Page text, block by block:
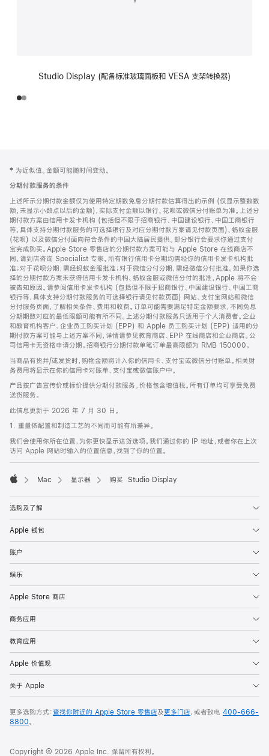
Studio Display (配备标准玻璃面板和 VESA 支架转换器)
页
页
脚
注
‡ 为近似值。金额可能随时间变动。
分期付款服务的条件
上述所示分期付款金额仅为使用特定期数免息分期付款估算得出的示例 (仅显示整数数
额，未显示小数点以后的金额)，实际支付金额以银行、花呗或微信分付账单为准。上述分
期付款方案由信用卡发卡机构 (包括但不限于招商银行、中国建设银行、中国工商银行
等，具体支持分期付款服务的可选择银行及对应分期付款方案请见付款页面)、蚂蚁金服
(花呗) 以及微信分付面向符合条件的中国大陆居民提供。部分银行会要求你通过支付
宝完成购买。Apple Store 零售店的分期付款方案可能与 Apple Store 在线商店不
同，请到店咨询 Specialist 专家。所有银行信用卡分期均需经你的信用卡发卡机构批
准；对于花呗分期，需经蚂蚁金服批准；对于微信分付分期，需经微信分付批准。如果你选
择的分期付款方案未获得信用卡发卡机构、蚂蚁金服或微信分付的批准，Apple 将不会
被告知原因。请参阅信用卡发卡机构 (包括但不限于招商银行、中国建设银行、中国工商
银行等，具体支持分期付款服务的可选择银行请见付款页面) 网站、支付宝网站和微信
分付服务页面，了解相关条件、费用和收费。订单可能需要满足特定金额要求，不同免息
分期期数对应的最低限额可能有所不同。上述分期付款服务只适用于个人消费者。企业
和教育机构客户、企业员工购买计划 (EPP) 和 Apple 员工购买计划 (EPP) 适用的分
期付款方案可能与上述方案不同，详情请参见教育商店、EPP 在线商店和企业商店。公
司信用卡无资格申请分期。招商银行分期付款单笔订单最高限额为 RMB 150000。
当商品有货并/或发货时，购物金额将计入你的信用卡、支付宝或微信分付账单。相关财
务费用将显示在你的信用卡对账单、支付宝或微信账户中。
产品按广告宣传价或标价提供分期付款服务。价格包含增值税。所有订单均可享受免费
送货服务。
此信息更新于 2026 年 7 月 30 日。
1. 重量依配置和制造工艺的不同而可能有所差异。
我们会使用你所在位置，为你更快显示送货选项。我们通过你的 IP 地址，或者你在上次
访问 Apple 网站时输入的位置信息，找到了你的位置。
Mac 显示器 购买 Studio Display
选购及了解
Apple 钱包
账户
娱乐
Apple Store 商店
商务应用
教育应用
Apple 价值观
关于 Apple
更多选购方式：查找你附近的 Apple Store 零售店及更多门店，或者致电 400-666-
8800。
Copyright © 2026 Apple Inc. 保留所有权利。